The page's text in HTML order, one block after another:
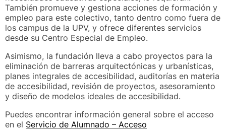
También promueve y gestiona acciones de formación y
empleo para este colectivo, tanto dentro como fuera de
los campus de la UPV, y ofrece diferentes servicios
desde su Centro Especial de Empleo.
Asimismo, la fundación lleva a cabo proyectos para la
eliminación de barreras arquitectónicas y urbanísticas,
planes integrales de accesibilidad, auditorías en materia
de accesibilidad, revisión de proyectos, asesoramiento
y diseño de modelos ideales de accesibilidad.
Puedes encontrar información general sobre el acceso
en el Servicio de Alumnado – Acceso